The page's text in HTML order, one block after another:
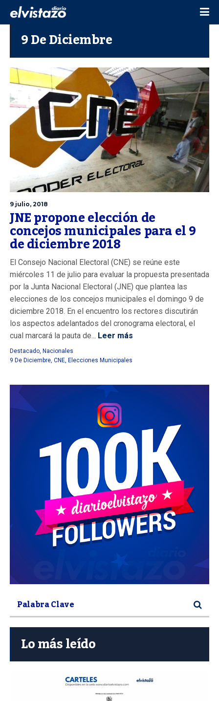
9 De Diciembre
9 julio, 2018
JNE propone elección de
concejos municipales para el 9
de diciembre 2018
El Consejo Nacional Electoral (CNE) se reúne este
miércoles 11 de julio para evaluar la propuesta presentada
por la Junta Nacional Electoral (JNE) que plantea las
elecciones de los concejos municipales el domingo 9 de
diciembre 2018. En el encuentro los rectores discutirán
los aspectos adelantados del cronograma electoral, el
cual marcará la pauta de... Leer más
Destacado, Nacionales
9 De Diciembre, CNE, Elecciones Municipales
Lo más leído